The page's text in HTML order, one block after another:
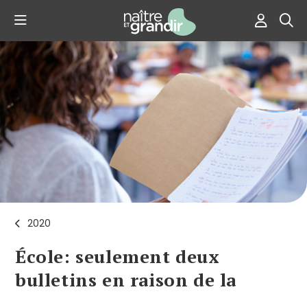
2020
École: seulement deux
bulletins en raison de la